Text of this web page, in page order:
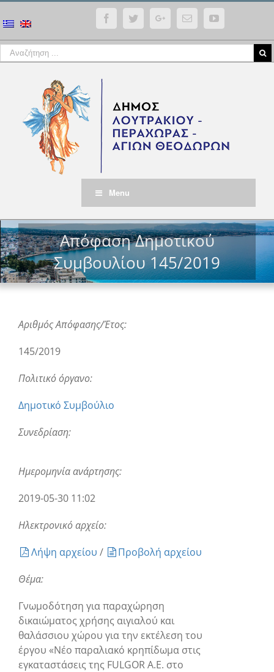
FacebookTwitterGoogle+Email YouTube
Menu
Απόφαση Δημοτικού
Συμβουλίου 145/2019
Αριθμός Απόφασης/Έτος:
145/2019
Πολιτικό όργανο:
Δημοτικό Συμβούλιο
Συνεδρίαση:
Ημερομηνία ανάρτησης:
2019-05-30 11:02
Ηλεκτρονικό αρχείο:
Λήψη αρχείου /
Προβολή αρχείου
Θέμα:
Γνωμοδότηση για παραχώρηση
δικαιώματος χρήσης αιγιαλού και
θαλάσσιου χώρου για την εκτέλεση του
έργου «Νέο παραλιακό κρηπίδωμα στις
εγκαταστάσεις της FULGOR Α.Ε. στο